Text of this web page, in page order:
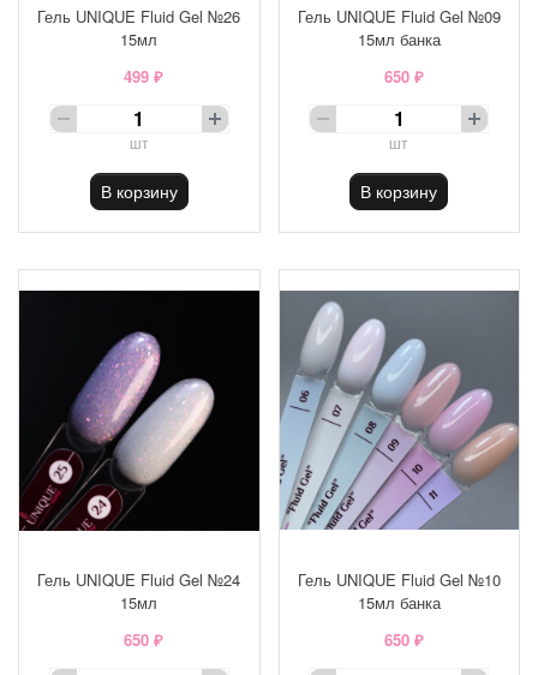
Гель UNIQUE Fluid Gel №26
15мл
499 ₽
шт
В корзину
Гель UNIQUE Fluid Gel №09
15мл банка
650 ₽
шт
В корзину
Гель UNIQUE Fluid Gel №24
15мл
650 ₽
Гель UNIQUE Fluid Gel №10
15мл банка
650 ₽